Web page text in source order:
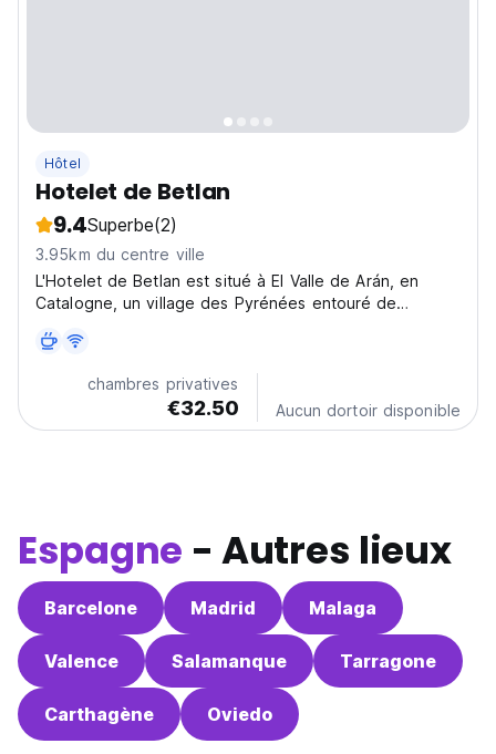
Hôtel
Hotelet de Betlan
9.4Superbe(2)
3.95km du centre ville
L'Hotelet de Betlan est situé à El Valle de Arán, en
Catalogne, un village des Pyrénées entouré de
chambres privatives
€32.50 Aucun dortoir disponible
Espagne - Autres lieux
Barcelone Madrid Malaga
Valence Salamanque Tarragone
Carthagène Oviedo